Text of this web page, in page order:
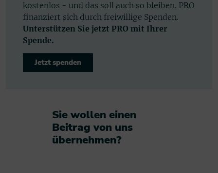
kostenlos - und das soll auch so bleiben. PRO
finanziert sich durch freiwillige Spenden.
Unterstützen Sie jetzt PRO mit Ihrer
Spende.
Jetzt spenden
Sie wollen einen
Beitrag von uns
übernehmen?​